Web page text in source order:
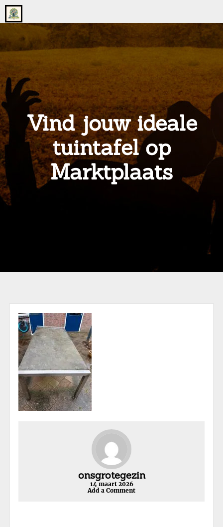
Go
to
home
page
onsgrotegezin.nl
Vind jouw ideale
tuintafel op
Marktplaats
onsgrotegezin
14 maart 2026
Add a Comment